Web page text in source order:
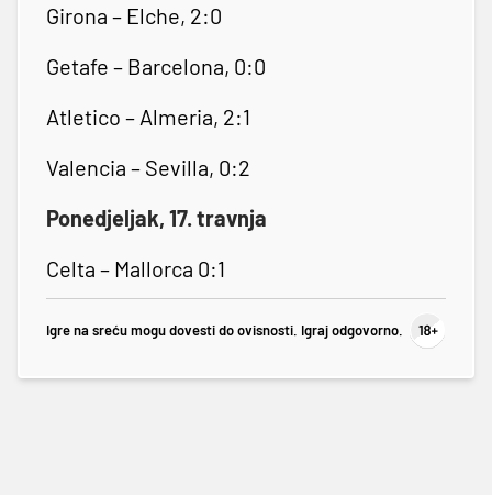
Girona – Elche, 2:0
Getafe – Barcelona, 0:0
Atletico – Almeria, 2:1
Valencia – Sevilla, 0:2
Ponedjeljak, 17. travnja
Celta – Mallorca 0:1
Igre na sreću mogu dovesti do ovisnosti. Igraj odgovorno.